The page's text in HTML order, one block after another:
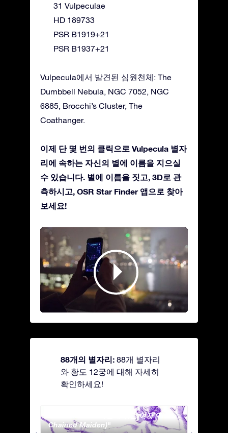
31 Vulpeculae
HD 189733
PSR B1919+21
PSR B1937+21
Vulpecula에서 발견된 심원천체: The
Dumbbell Nebula, NGC 7052, NGC
6885, Brocchi’s Cluster, The
Coathanger.
이제 단 몇 번의 클릭으로 Vulpecula 별자
리에 속하는 자신의 별에 이름을 지으실
수 있습니다. 별에 이름을 짓고, 3D로 관
측하시고, OSR Star Finder 앱으로 찾아
보세요!
88개의 별자리: 88개 별자리
와 황도 12궁에 대해 자세히
확인하세요!
Andromeda - 사슬에 묶인 여자 (The
Chained Maiden)